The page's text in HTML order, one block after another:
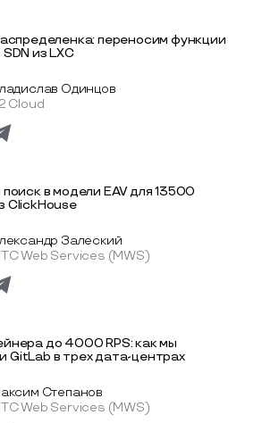
переносим функции
из LXC
Одинцов
Cloud
в модели EAV для 13500
ClickHouse
Залеский
Web Services (MWS)
до 4000 RPS: как мы
GitLab в трех дата-центрах
Степанов
Web Services (MWS)